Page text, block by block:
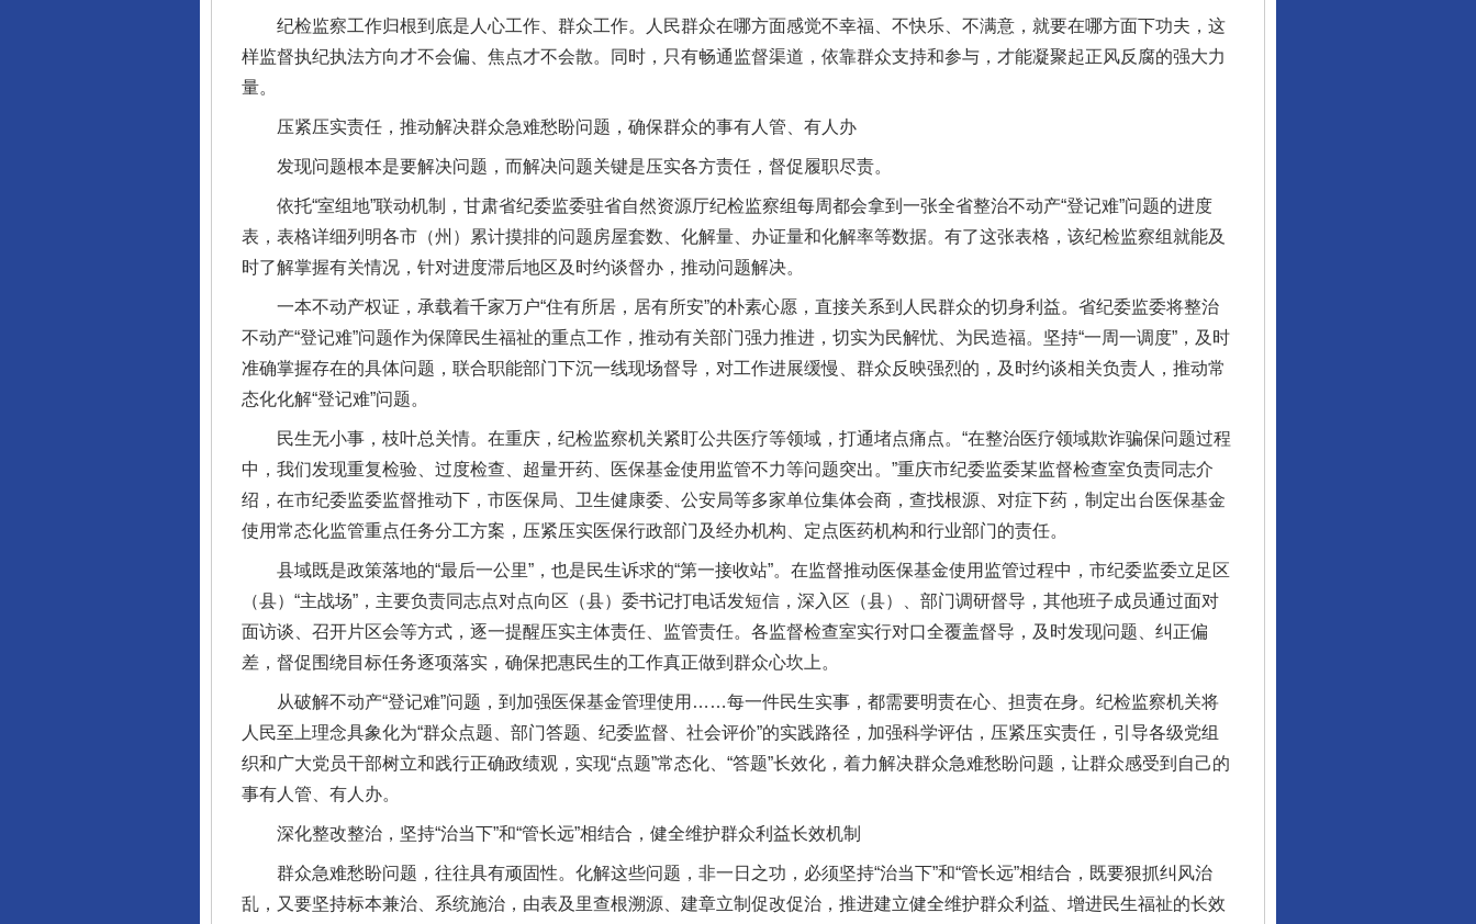
纪检监察工作归根到底是人心工作、群众工作。人民群众在哪方面感觉不幸福、不快乐、不满意，就要在哪方面下功夫，这
样监督执纪执法方向才不会偏、焦点才不会散。同时，只有畅通监督渠道，依靠群众支持和参与，才能凝聚起正风反腐的强大力
量。
压紧压实责任，推动解决群众急难愁盼问题，确保群众的事有人管、有人办
发现问题根本是要解决问题，而解决问题关键是压实各方责任，督促履职尽责。
依托“室组地”联动机制，甘肃省纪委监委驻省自然资源厅纪检监察组每周都会拿到一张全省整治不动产“登记难”问题的进度
表，表格详细列明各市（州）累计摸排的问题房屋套数、化解量、办证量和化解率等数据。有了这张表格，该纪检监察组就能及
时了解掌握有关情况，针对进度滞后地区及时约谈督办，推动问题解决。
一本不动产权证，承载着千家万户“住有所居，居有所安”的朴素心愿，直接关系到人民群众的切身利益。省纪委监委将整治
不动产“登记难”问题作为保障民生福祉的重点工作，推动有关部门强力推进，切实为民解忧、为民造福。坚持“一周一调度”，及时
准确掌握存在的具体问题，联合职能部门下沉一线现场督导，对工作进展缓慢、群众反映强烈的，及时约谈相关负责人，推动常
态化化解“登记难”问题。
民生无小事，枝叶总关情。在重庆，纪检监察机关紧盯公共医疗等领域，打通堵点痛点。“在整治医疗领域欺诈骗保问题过程
中，我们发现重复检验、过度检查、超量开药、医保基金使用监管不力等问题突出。”重庆市纪委监委某监督检查室负责同志介
绍，在市纪委监委监督推动下，市医保局、卫生健康委、公安局等多家单位集体会商，查找根源、对症下药，制定出台医保基金
使用常态化监管重点任务分工方案，压紧压实医保行政部门及经办机构、定点医药机构和行业部门的责任。
县域既是政策落地的“最后一公里”，也是民生诉求的“第一接收站”。在监督推动医保基金使用监管过程中，市纪委监委立足区
（县）“主战场”，主要负责同志点对点向区（县）委书记打电话发短信，深入区（县）、部门调研督导，其他班子成员通过面对
面访谈、召开片区会等方式，逐一提醒压实主体责任、监管责任。各监督检查室实行对口全覆盖督导，及时发现问题、纠正偏
差，督促围绕目标任务逐项落实，确保把惠民生的工作真正做到群众心坎上。
从破解不动产“登记难”问题，到加强医保基金管理使用……每一件民生实事，都需要明责在心、担责在身。纪检监察机关将
人民至上理念具象化为“群众点题、部门答题、纪委监督、社会评价”的实践路径，加强科学评估，压紧压实责任，引导各级党组
织和广大党员干部树立和践行正确政绩观，实现“点题”常态化、“答题”长效化，着力解决群众急难愁盼问题，让群众感受到自己的
事有人管、有人办。
深化整改整治，坚持“治当下”和“管长远”相结合，健全维护群众利益长效机制
群众急难愁盼问题，往往具有顽固性。化解这些问题，非一日之功，必须坚持“治当下”和“管长远”相结合，既要狠抓纠风治
乱，又要坚持标本兼治、系统施治，由表及里查根溯源、建章立制促改促治，推进建立健全维护群众利益、增进民生福祉的长效